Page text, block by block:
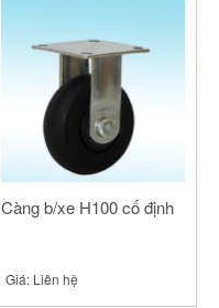
Càng b/xe H100 cố định
Giá: Liên hệ